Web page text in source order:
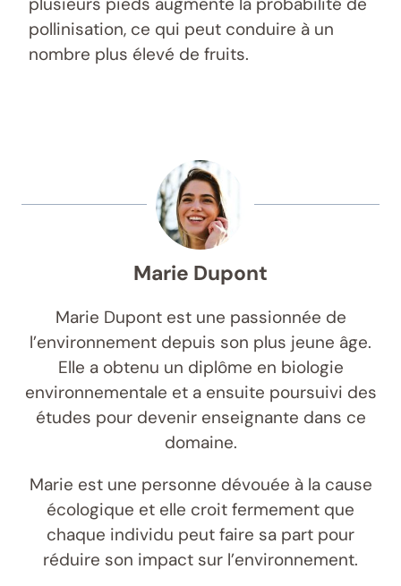
pollinisation, ce qui peut conduire à un
nombre plus élevé de fruits.
Marie Dupont
Marie Dupont est une passionnée de
l’environnement depuis son plus jeune âge.
Elle a obtenu un diplôme en biologie
environnementale et a ensuite poursuivi des
études pour devenir enseignante dans ce
domaine.
Marie est une personne dévouée à la cause
écologique et elle croit fermement que
chaque individu peut faire sa part pour
réduire son impact sur l’environnement.